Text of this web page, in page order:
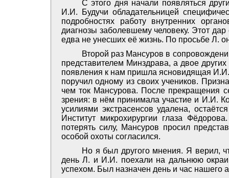
С этого дня начали появляться
И.И. Будучи обладательницей
подробностях работу внутренних
диагнозы заболевшему человеку. Этот
едва не унесших её жизнь. По просьбе Л.
Второй раз Мансуров в
представителем Минздрава, а двое
появления к нам пришла ясновидящая И.И.
поручил одному из своих учеников.
чем ток Мансурова. После прекращения
зрения: в нём принимала участие и И.И.
усилиями экстрасенсов удалена,
Институт микрохирургии глаза
потерять силу, Мансуров просил
особой охоты согласился.
Но я был другого мнения. Я верил,
день Л. и И.И. поехали на дальнюю
успехом. Был назначен день и час нашего